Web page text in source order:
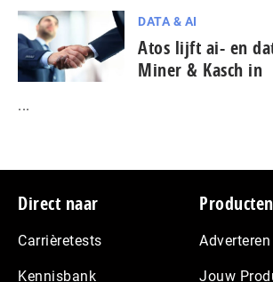
DATA & AI
Atos lijft ai- en
Miner & Kasch in
...
Footer
Direct naar
Carrièretests
Kennisbank
Producten
Jouw